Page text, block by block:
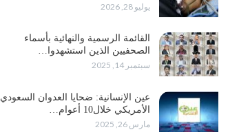
يوليو 28, 2026
القائمة الرسمية والنهائية بأسماء
الصحفيين الذين استشهدوا…
سبتمبر 14, 2025
عين الإنسانية: ضحايا العدوان السعودي
الأمريكي خلال10 أعوام…
مارس 26, 2025